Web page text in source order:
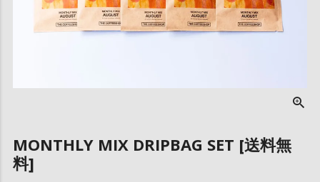
MONTHLY MIX DRIPBAG SET [送料無
料]